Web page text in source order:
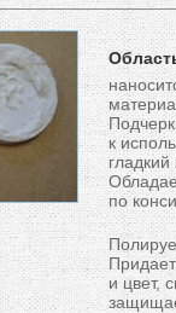
к
по
и цвет,